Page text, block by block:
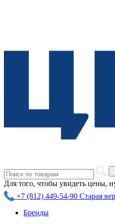
Для того, чтобы увидеть цены,
+7 (812) 449-54-90 Старая
Бренды